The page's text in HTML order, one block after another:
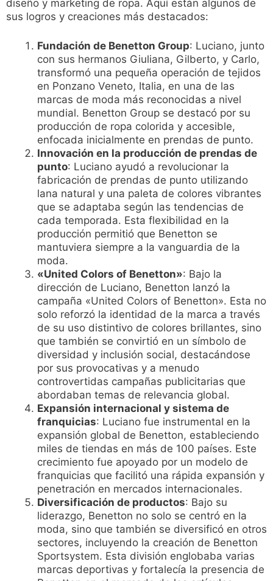
diseño y marketing de ropa. Aquí están algunos de
sus logros y creaciones más destacados:
Fundación de Benetton Group: Luciano, junto
con sus hermanos Giuliana, Gilberto, y Carlo,
transformó una pequeña operación de tejidos
en Ponzano Veneto, Italia, en una de las
marcas de moda más reconocidas a nivel
mundial. Benetton Group se destacó por su
producción de ropa colorida y accesible,
enfocada inicialmente en prendas de punto.
Innovación en la producción de prendas de
punto: Luciano ayudó a revolucionar la
fabricación de prendas de punto utilizando
lana natural y una paleta de colores vibrantes
que se adaptaba según las tendencias de
cada temporada. Esta flexibilidad en la
producción permitió que Benetton se
mantuviera siempre a la vanguardia de la
moda.
«United Colors of Benetton»: Bajo la
dirección de Luciano, Benetton lanzó la
campaña «United Colors of Benetton». Esta no
solo reforzó la identidad de la marca a través
de su uso distintivo de colores brillantes, sino
que también se convirtió en un símbolo de
diversidad y inclusión social, destacándose
por sus provocativas y a menudo
controvertidas campañas publicitarias que
abordaban temas de relevancia global.
Expansión internacional y sistema de
franquicias: Luciano fue instrumental en la
expansión global de Benetton, estableciendo
miles de tiendas en más de 100 países. Este
crecimiento fue apoyado por un modelo de
franquicias que facilitó una rápida expansión y
penetración en mercados internacionales.
Diversificación de productos: Bajo su
liderazgo, Benetton no solo se centró en la
moda, sino que también se diversificó en otros
sectores, incluyendo la creación de Benetton
Sportsystem. Esta división englobaba varias
marcas deportivas y fortalecía la presencia de